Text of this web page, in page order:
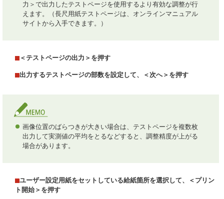
力＞で出力したテストページを使用するより有効な調整が行
えます。（長尺用紙テストページは、オンラインマニュアル
サイトから入手できます。）
＜テストページの出力＞を押す
出力するテストページの部数を設定して、＜次へ＞を押す
画像位置のばらつきが大きい場合は、テストページを複数枚
出力して実測値の平均をとるなどすると、調整精度が上がる
場合があります。
ユーザー設定用紙をセットしている給紙箇所を選択して、＜プリン
ト開始＞を押す